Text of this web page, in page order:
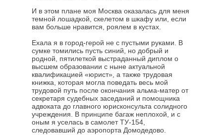
И в этом плане моя Москва оказалась для меня
темной лошадкой, скелетом в шкафу или, если
вам больше нравится, роялем в кустах.
Ехала я в город-герой не с пустыми руками. В
сумке томились пусть синий, но добрый и
родной, пятилеткой выстраданный диплом о
высшем образовании с ныне актуальной
квалификацией «юрист», а также трудовая
книжка, которая могла поведать весь мой
трудовой путь после окончания альма-матер от
секретаря судебных заседаний и помощника
адвоката до главного юрисконсульта солидного
учреждения. В принципе багаж неплохой, и с
оным я уселась в самолет ТУ-154,
следовавший до аэропорта Домодедово.